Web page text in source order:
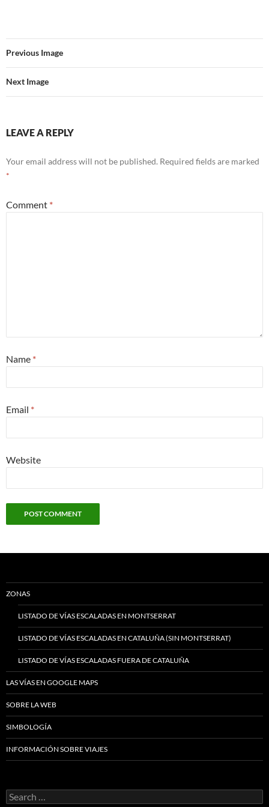
Previous Image
Next Image
LEAVE A REPLY
Your email address will not be published. Required fields are marked
*
Comment *
Name *
Email *
Website
ZONAS
LISTADO DE VÍAS ESCALADAS EN MONTSERRAT
LISTADO DE VÍAS ESCALADAS EN CATALUÑA (SIN MONTSERRAT)
LISTADO DE VÍAS ESCALADAS FUERA DE CATALUÑA
LAS VÍAS EN GOOGLE MAPS
SOBRE LA WEB
SIMBOLOGÍA
INFORMACIÓN SOBRE VIAJES
Search
for: